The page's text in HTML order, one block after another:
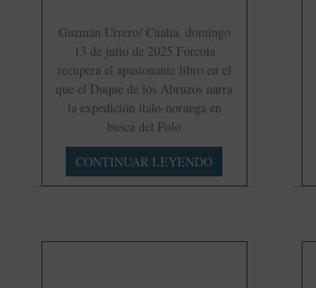
Guzmán Urrero/ Cualia, domingo
13 de julio de 2025 Fórcola
recupera el apasionante libro en el
que el Duque de los Abruzos narra
la expedición italo-noruega en
busca del Polo
Luis
de
CONTINUAR LEYENDO